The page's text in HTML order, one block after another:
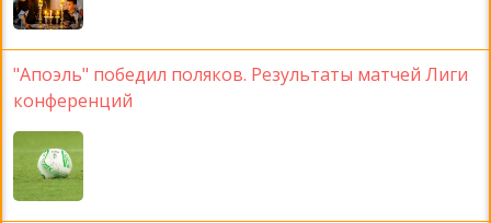
"Апоэль" победил поляков. Результаты матчей Лиги
конференций